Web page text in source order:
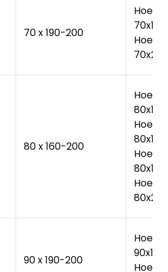
70 x 190-200
70x190
70x200
80 x 160-200
80x160
80x180
80x190
80x200
90 x 190-200
90x190